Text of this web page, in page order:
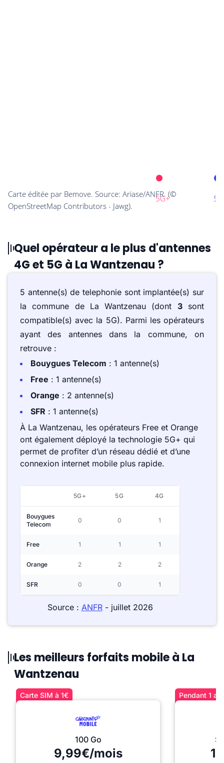
Quel opérateur a le plus d'antennes
4G et 5G à La Wantzenau ?
5 antenne(s) de telephonie sont implantée(s) sur
la commune de La Wantzenau (dont 3sont
compatible(s) avec la 5G). Parmi les opérateurs
ayant des antennes dans la commune, on
retrouve :
Bouygues Telecom : 1 antenne(s)
Free : 1 antenne(s)
Orange : 2 antenne(s)
SFR : 1 antenne(s)
À La Wantzenau, les opérateurs Free et Orange
ont également déployé la technologie 5G+ qui
permet de profiter d’un réseau dédié et d’une
connexion internet mobile plus rapide.
5G+ 5G 4G
Bouygues
Telecom
0 0 1
Free 1 1 1
Orange 2 2 2
SFR 0 0 1
Source : ANFR- juillet 2026
Les meilleurs forfaits mobile à La
Wantzenau
Carte SIM à 1€
100 Go
9,99€/mois
Pendant 1